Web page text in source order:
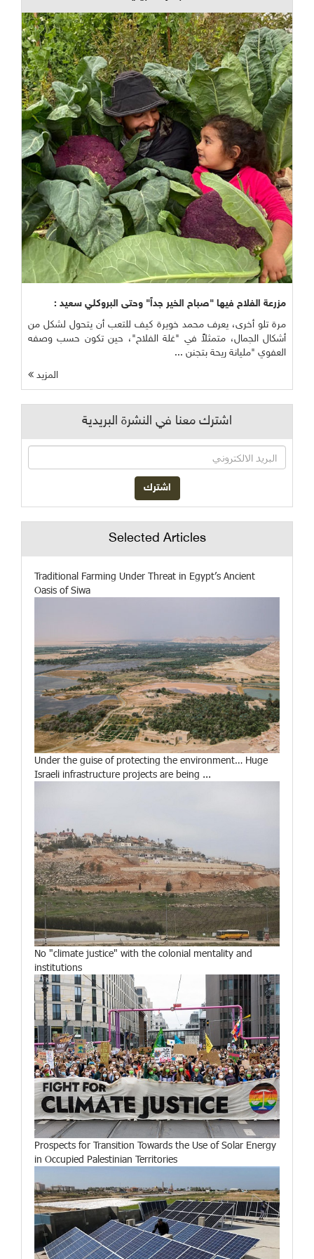
مزرعة الفلاح فيها "صباح الخير جداً" وحتى البروكلي سعيد :
مرة تلو أخرى، يعرف محمد خويرة كيف للتعب أن يتحول لشكل من
أشكال الجمال، متمثلاً في "غلة الفلاح"، حين تكون حسب وصفه
العفوي "مليانة ريحة بتجنن ...
المزيد
اشترك معنا في النشرة البريدية
Selected Articles
Traditional Farming Under Threat in Egypt’s Ancient
Oasis of Siwa
Under the guise of protecting the environment… Huge
Israeli infrastructure projects are being ...
No "climate justice" with the colonial mentality and
institutions
Prospects for Transition Towards the Use of Solar Energy
in Occupied Palestinian Territories